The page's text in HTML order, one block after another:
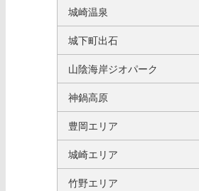
城崎温泉
城下町出石
山陰海岸ジオパーク
神鍋高原
豊岡エリア
城崎エリア
竹野エリア